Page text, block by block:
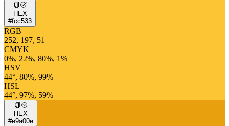
HEX
#fcc533
RGB
252, 197, 51
CMYK
0%, 22%, 80%, 1%
HSV
44°, 80%, 99%
HSL
44°, 97%, 59%
HEX
#e9a00e